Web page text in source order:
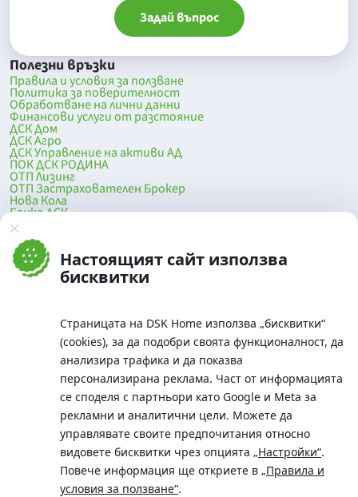
Настоящият сайт използва
бисквитки
Страницата на DSK Home използва „бисквитки“
(cookies), за да подобри своята функционалност, да
анализира трафика и да показва
персонализирана реклама. Част от информацията
се споделя с партньори като Google и Meta за
рекламни и аналитични цели. Можете да
управлявате своите предпочитания относно
видовете бисквитки чрез опцията „Настройки“.
Повече информация ще откриете в „Правила и
условия за ползване“.
Задай въпрос
Полезни връзки
Правила и условия за ползване
Политика за поверителност
Обработване на лични данни
Финансови услуги от разстояние
ДСК Дом
ДСК Агро
ДСК Управление на активи АД
ПОК ДСК РОДИНА
ОТП Лизинг
ОТП Застрахователен Брокер
Нова Кола
Банка ДСК
DSK Mobile
Оферти за продажба от Банка ДСК
Клонова мрежа и банкомати
До началото на страницата
Телефон:
0700 10 375 / *2375
Московска No.19 / ул. Г. Бенковски No. 5, София 1036